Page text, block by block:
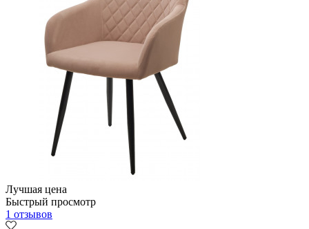
Лучшая цена
Быстрый просмотр
1 отзывов